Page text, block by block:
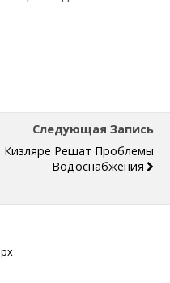
Следующая Запись
Кизляре Решат Проблемы
Водоснабжения